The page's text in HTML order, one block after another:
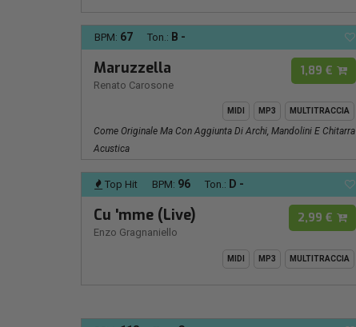
BPM: 67 Ton.: B -
Maruzzella
Renato Carosone
1,89 €
MIDI MP3 MULTITRACCIA
Come Originale Ma Con Aggiunta Di Archi, Mandolini E Chitarra
Acustica
Top Hit BPM: 96 Ton.: D -
Cu 'mme (Live)
Enzo Gragnaniello
2,99 €
MIDI MP3 MULTITRACCIA